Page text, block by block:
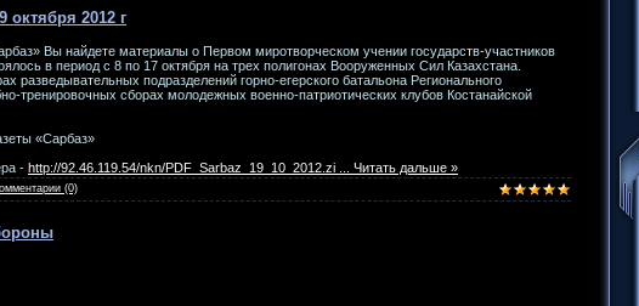
октября 2012 г
Вы найдете материалы о Первом миротворческом учении государств-участников
в период с 8 по 17 октября на трех полигонах Вооруженных Сил Казахстана.
подразделений горно-егерского батальона Регионального
тренировочных сборах молодежных военно-патриотических клубов Костанайской
«Сарбаз»
- http://92.46.119.54/nkn/PDF_Sarbaz_19_10_2012.zi Читать дальше »
(0)